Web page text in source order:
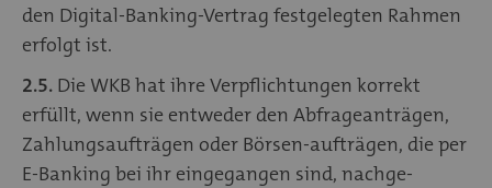
den Digital-Banking-Vertrag festgelegten Rahmen
erfolgt ist.
2.5. Die WKB hat ihre Verpflichtungen korrekt
erfüllt, wenn sie entweder den Abfrageanträgen,
Zahlungsaufträgen oder Börsen-aufträgen, die per
E-Banking bei ihr eingegangen sind, nachge-